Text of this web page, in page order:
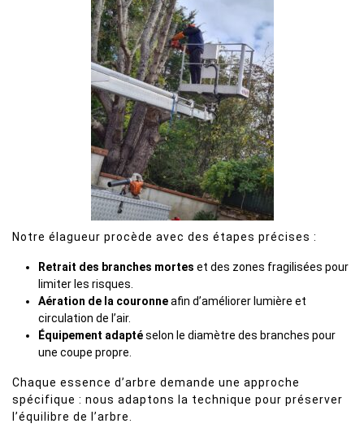
Notre élagueur procède avec des étapes précises :
Retrait des branches mortes et des zones fragilisées pour
limiter les risques.
Aération de la couronneafin d’améliorer lumière et
circulation de l’air.
Équipement adaptéselon le diamètre des branches pour
une coupe propre.
Chaque essence d’arbre demande une approche
spécifique : nous adaptons la technique pour préserver
l’équilibre de l’arbre.